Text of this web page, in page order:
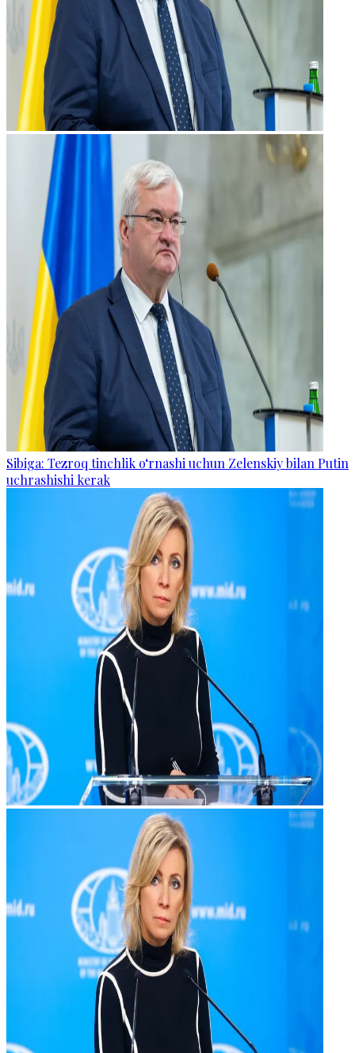
Sibiga: Tezroq tinchlik o‘rnashi uchun Zelenskiy bilan Putin
uchrashishi kerak